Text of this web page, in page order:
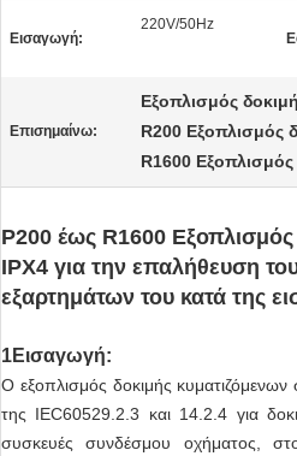
Εισαγωγή:
220V/50Hz
Επισημαίνω:
Εξοπλισμός
R200 Εξοπλισμός
R1600
Ρ200 έως R1600
IPX4 για την επαλήθευση
εξαρτημάτων του κατά της
1Εισαγωγή:
Ο εξοπλισμός δοκιμής
της IEC60529.2.3 και 14.2.4 για
συσκευές συνδέσμου οχήματος,